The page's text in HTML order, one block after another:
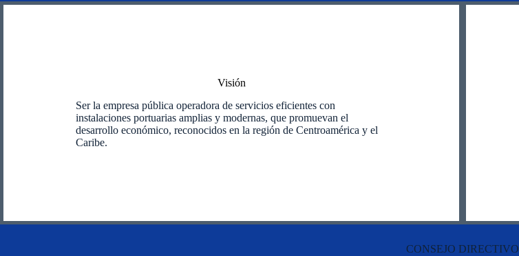
Visión
Ser la empresa pública operadora de servicios eficientes con
instalaciones portuarias amplias y modernas, que promuevan el
desarrollo económico, reconocidos en la región de Centroamérica y el
Caribe.
CONSEJO DIRECTIVO